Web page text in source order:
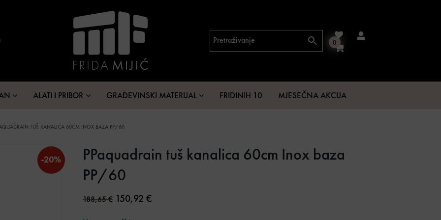
0
ALATI I PRIBOR GRAĐEVINSKI MATERIJAL FRIDINIH 10 MJESEČNA AKCIJA
TUŠ KANALICA 60CM INOX BAZA PP/60
-20%
PPaquadrain tuš kanalica 60cm Inox baza
PP/60
188,65€ Original price was: 188,65 €.
150,92€Current price is: 150,92 €.